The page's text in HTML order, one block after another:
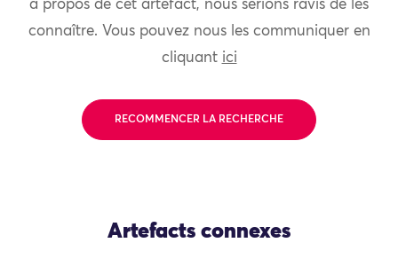
à propos de cet artefact, nous serions ravis de les
connaître. Vous pouvez nous les communiquer en
cliquant ici
RECOMMENCER LA RECHERCHE
Artefacts connexes